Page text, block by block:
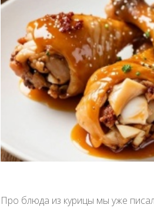
Про блюда из курицы мы уже